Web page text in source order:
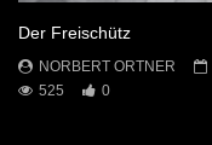
Der Freischütz
NORBERT ORTNER
525
0